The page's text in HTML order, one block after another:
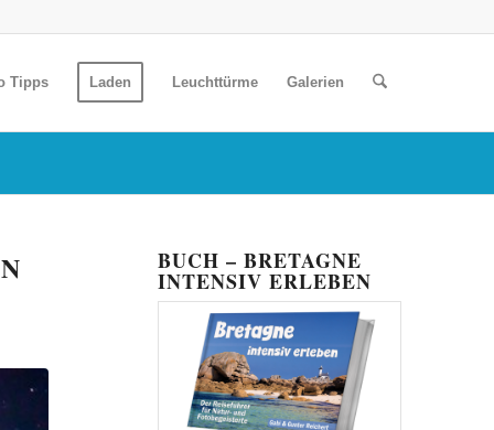
Tipps Laden Leuchttürme Galerien
BUCH – BRETAGNE
INTENSIV ERLEBEN